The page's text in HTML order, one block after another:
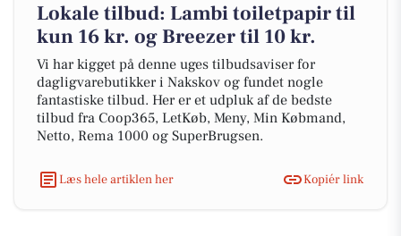
Lokale tilbud: Lambi toiletpapir til
kun 16 kr. og Breezer til 10 kr.
Vi har kigget på denne uges tilbudsaviser for
dagligvarebutikker i Nakskov og fundet nogle
fantastiske tilbud. Her er et udpluk af de bedste
tilbud fra Coop365, LetKøb, Meny, Min Købmand,
Netto, Rema 1000 og SuperBrugsen.
Læs hele artiklen her Kopiér link